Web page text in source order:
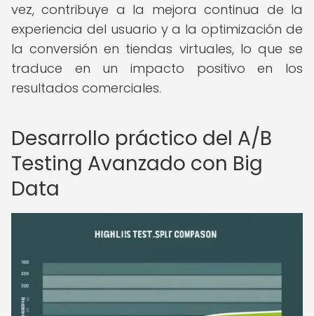
vez, contribuye a la mejora continua de la
experiencia del usuario y a la optimización de
la conversión en tiendas virtuales, lo que se
traduce en un impacto positivo en los
resultados comerciales.
Desarrollo práctico del A/B
Testing Avanzado con Big
Data